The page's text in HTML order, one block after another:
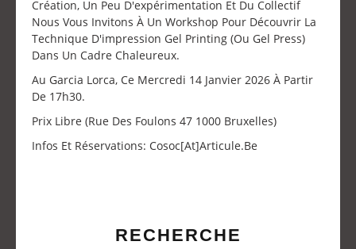
Création, Un Peu D'expérimentation Et Du Collectif
Nous Vous Invitons À Un Workshop Pour Découvrir La
Technique D'impression Gel Printing (ou Gel Press)
Dans Un Cadre Chaleureux.
Au Garcia Lorca, Ce Mercredi 14 Janvier 2026 À Partir
De 17h30.
Prix Libre (Rue Des Foulons 47 1000 Bruxelles)
Infos Et Réservations: Cosoc[at]articule.be
RECHERCHE